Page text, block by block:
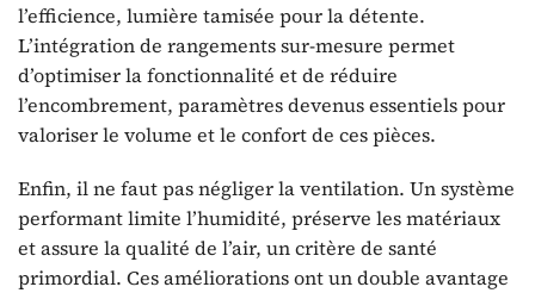
l’efficience, lumière tamisée pour la détente.
L’intégration de rangements sur-mesure permet
d’optimiser la fonctionnalité et de réduire
l’encombrement, paramètres devenus essentiels pour
valoriser le volume et le confort de ces pièces.
Enfin, il ne faut pas négliger la ventilation. Un système
performant limite l’humidité, préserve les matériaux
et assure la qualité de l’air, un critère de santé
primordial. Ces améliorations ont un double avantage